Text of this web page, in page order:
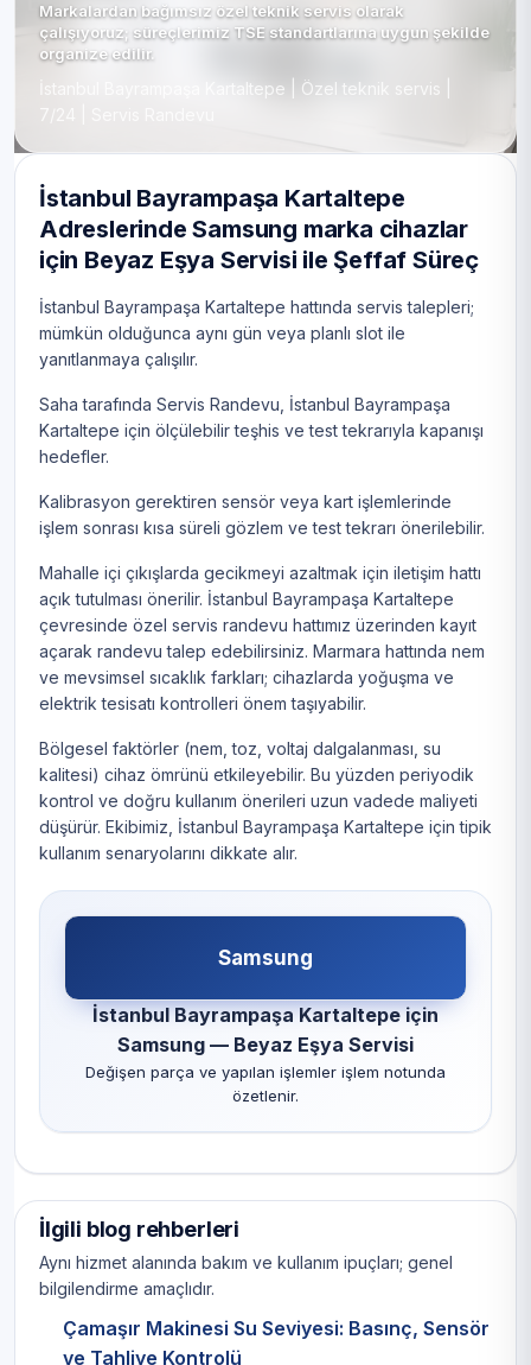
Markalardan bağımsız özel teknik servis olarak
çalışıyoruz; süreçlerimiz TSE standartlarına uygun şekilde
organize edilir.
İstanbul Bayrampaşa Kartaltepe | Özel teknik servis |
İstanbul Bayrampaşa Kartaltepe
Adreslerinde Samsung marka cihazlar
için Beyaz Eşya Servisi ile Şeffaf Süreç
İstanbul Bayrampaşa Kartaltepe hattında servis talepleri;
mümkün olduğunca aynı gün veya planlı slot ile
yanıtlanmaya çalışılır.
Saha tarafında Servis Randevu, İstanbul Bayrampaşa
Kartaltepe için ölçülebilir teşhis ve test tekrarıyla kapanışı
hedefler.
Kalibrasyon gerektiren sensör veya kart işlemlerinde
işlem sonrası kısa süreli gözlem ve test tekrarı önerilebilir.
Mahalle içi çıkışlarda gecikmeyi azaltmak için iletişim hattı
açık tutulması önerilir. İstanbul Bayrampaşa Kartaltepe
çevresinde özel servis randevu hattımız üzerinden kayıt
açarak randevu talep edebilirsiniz. Marmara hattında nem
ve mevsimsel sıcaklık farkları; cihazlarda yoğuşma ve
elektrik tesisatı kontrolleri önem taşıyabilir.
Bölgesel faktörler (nem, toz, voltaj dalgalanması, su
kalitesi) cihaz ömrünü etkileyebilir. Bu yüzden periyodik
kontrol ve doğru kullanım önerileri uzun vadede maliyeti
düşürür. Ekibimiz, İstanbul Bayrampaşa Kartaltepe için tipik
kullanım senaryolarını dikkate alır.
Samsung
İstanbul Bayrampaşa Kartaltepe için
Samsung — Beyaz Eşya Servisi
Değişen parça ve yapılan işlemler işlem notunda
özetlenir.
İlgili blog rehberleri
Aynı hizmet alanında bakım ve kullanım ipuçları; genel
bilgilendirme amaçlıdır.
Çamaşır Makinesi Su Seviyesi: Basınç, Sensör
ve Tahliye Kontrolü